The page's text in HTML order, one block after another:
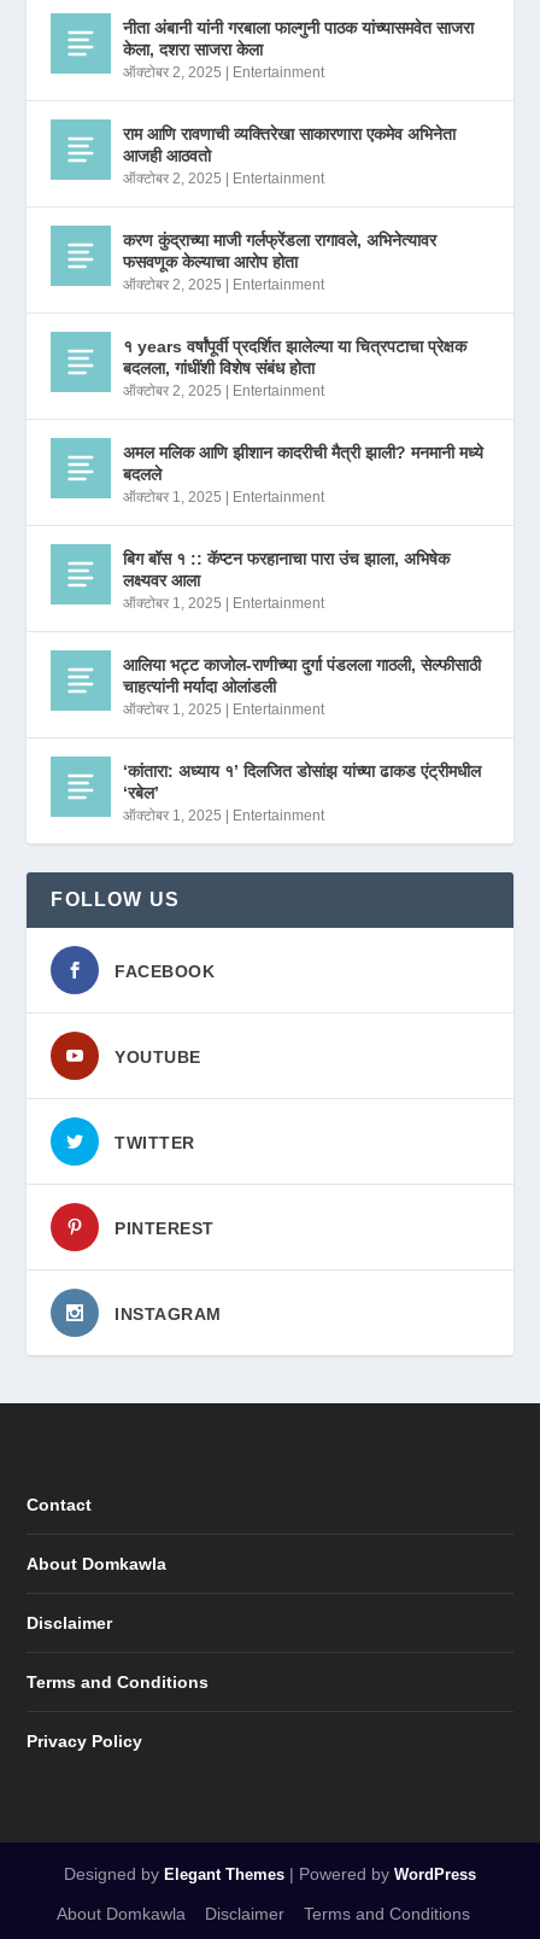
नीता अंबानी यांनी गरबाला फाल्गुनी पाठक यांच्यासमवेत साजरा
केला, दशरा साजरा केला
ऑक्टोबर 2, 2025 Entertainment
राम आणि रावणाची व्यक्तिरेखा साकारणारा एकमेव अभिनेता
आजही आठवतो
ऑक्टोबर 2, 2025 Entertainment
करण कुंद्राच्या माजी गर्लफ्रेंडला रागावले, अभिनेत्यावर
फसवणूक केल्याचा आरोप होता
ऑक्टोबर 2, 2025 Entertainment
१ years वर्षांपूर्वी प्रदर्शित झालेल्या या चित्रपटाचा प्रेक्षक
बदलला, गांधींशी विशेष संबंध होता
ऑक्टोबर 2, 2025 Entertainment
अमल मलिक आणि झीशान कादरीची मैत्री झाली? मनमानी मध्ये
बदलले
ऑक्टोबर 1, 2025 Entertainment
बिग बॉस १ :: कॅप्टन फरहानाचा पारा उंच झाला, अभिषेक
लक्ष्यवर आला
ऑक्टोबर 1, 2025 Entertainment
आलिया भट्ट काजोल-राणीच्या दुर्गा पंडलला गाठली, सेल्फीसाठी
चाहत्यांनी मर्यादा ओलांडली
ऑक्टोबर 1, 2025 Entertainment
‘कांतारा: अध्याय १’ दिलजित डोसांझ यांच्या ढाकड एंट्रीमधील
‘रबेल’
ऑक्टोबर 1, 2025 Entertainment
FOLLOW US
FACEBOOK
YOUTUBE
TWITTER
PINTEREST
INSTAGRAM
Contact
About Domkawla
Disclaimer
Terms and Conditions
Privacy Policy
Designed by Elegant Themes | Powered by WordPress
About Domkawla Disclaimer Terms and Conditions